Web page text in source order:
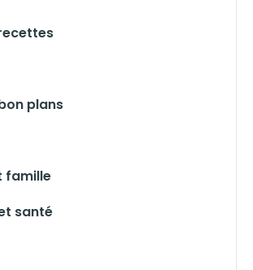
plans
famille
santé